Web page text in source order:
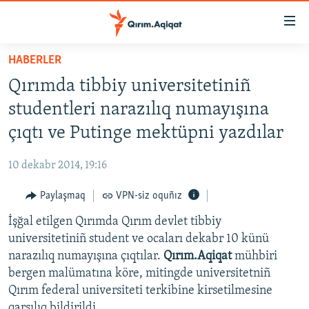
Esas
qaytmaq
Baş
navigatsiyağa
qaytmaq
Qıdıruvğa
HABERLER
SİYASET
İQTİSADİYAT
MEDENİYET
İNSAN AQLARI
VİDEO
SÜRET
BLOGLAR
FİKİR
HABERLER
Qırımda tibbiy universitetiniñ
studentleri narazılıq numayışına
çıqtı ve Putinge mektüpni yazdılar
10 dekabr 2014, 19:16
Paylaşmaq VPN-siz oquñız
İşğal etilgen Qırımda Qırım devlet tibbiy
universitetiniñ student ve ocaları dekabr 10 künü
narazılıq numayışına çıqtılar. Qırım.Aqiqatmühbiri
bergen malümatına köre, mitingde universitetniñ
Qırım federal universiteti terkibine kirsetilmesine